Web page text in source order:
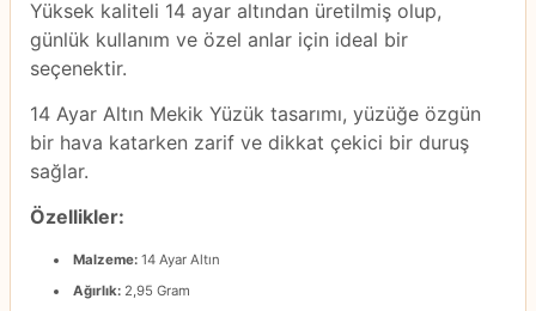
Yüksek kaliteli 14 ayar altından üretilmiş olup,
günlük kullanım ve özel anlar için ideal bir
seçenektir.
14 Ayar Altın Mekik Yüzük tasarımı, yüzüğe özgün
bir hava katarken zarif ve dikkat çekici bir duruş
sağlar.
Özellikler:
Malzeme: 14 Ayar Altın
Ağırlık: 2,95 Gram